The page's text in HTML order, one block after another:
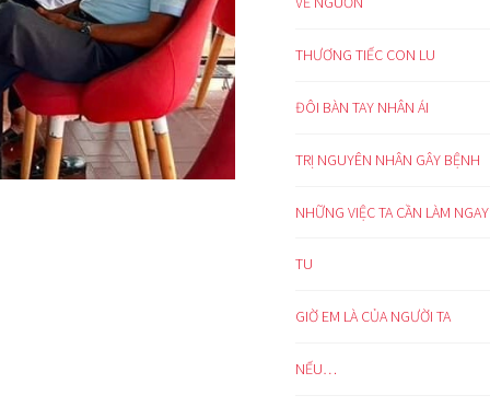
THƯƠNG TIẾC CON LU
ĐÔI BÀN TAY NHÂN ÁI
TRỊ NGUYÊN NHÂN GÂY BỆNH
NHỮNG VIỆC TA CẦN LÀM NGAY
TU
GIỜ EM LÀ CỦA NGƯỜI TA
NẾU…